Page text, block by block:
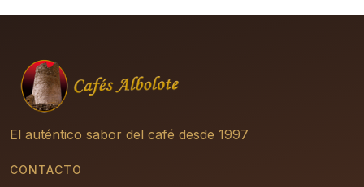
El auténtico sabor del café desde 1997
CONTACTO